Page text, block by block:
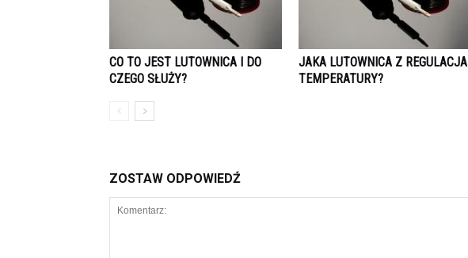
CO TO JEST LUTOWNICA I DO
CZEGO SŁUŻY?
JAKA LUTOWNICA Z REGULACJA
TEMPERATURY?
ZOSTAW ODPOWIEDŹ